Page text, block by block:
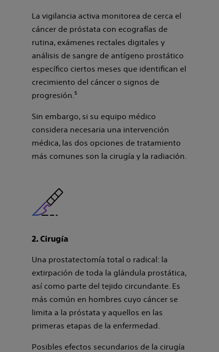
La vigilancia activa monitorea de cerca el
cáncer de próstata con ecografías de
rutina, exámenes rectales digitales y
análisis de sangre de antígeno prostático
específico ciertos meses que identifican el
crecimiento del cáncer o signos de
progresión.⁵
Sin embargo, si su equipo médico
considera necesaria una intervención
médica, las dos opciones de tratamiento
más comunes son la cirugía y la radiación.
2. Cirugía
Una prostatectomía total o radical: la
extirpación de toda la glándula prostática,
así como parte del tejido circundante. Es
más común en hombres cuyo cáncer se
limita a la próstata y aquellos en las
primeras etapas de la enfermedad.
Posibles efectos secundarios de la cirugía